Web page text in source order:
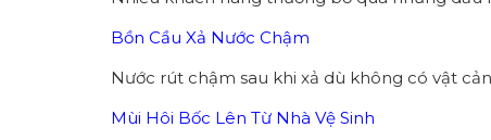
Bồn Cầu Xả Nước Chậm
Nước rút chậm sau khi xả dù không có vật
Mùi Hôi Bốc Lên Từ Nhà Vệ Sinh